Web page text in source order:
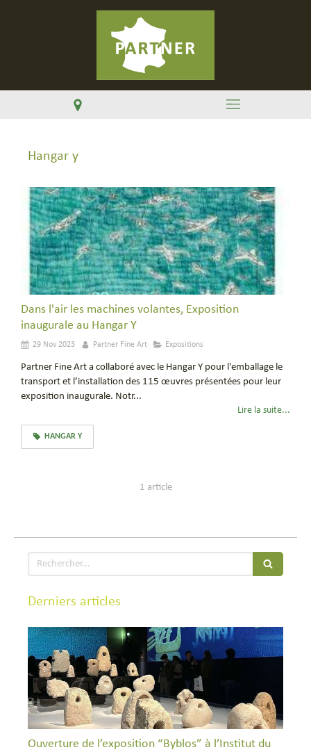
Hangar y
Dans l'air les machines volantes, Exposition
inaugurale au Hangar Y
29 Nov 2023 Partner Fine Art Expositions
Partner Fine Art a collaboré avec le Hangar Y pour l'emballage le
transport et l’installation des 115 œuvres présentées pour leur
exposition inaugurale. Notr...
Lire la suite...
HANGAR Y
1 article
Rechercher
Derniers articles
Ouverture de l’exposition “Byblos” à l’Institut du